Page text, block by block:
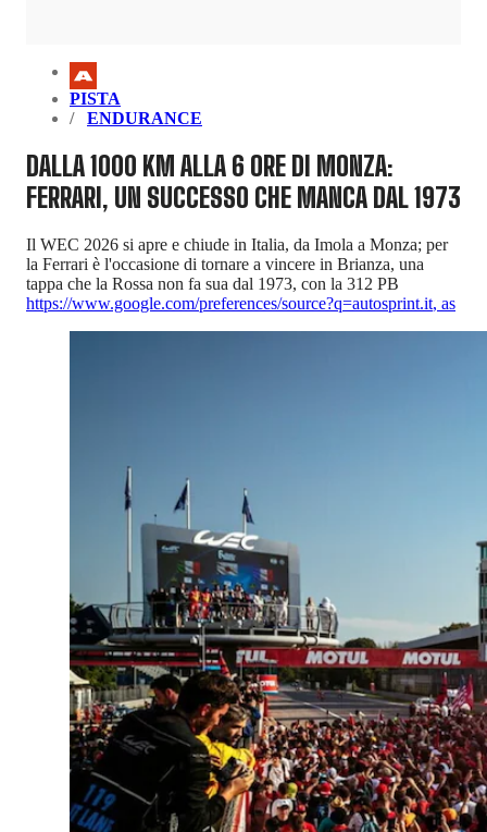
PISTA
ENDURANCE
DALLA 1000 KM ALLA 6 ORE DI MONZA:
FERRARI, UN SUCCESSO CHE MANCA DAL 1973
Il WEC 2026 si apre e chiude in Italia, da Imola a Monza; per
la Ferrari è l'occasione di tornare a vincere in Brianza, una
tappa che la Rossa non fa sua dal 1973, con la 312 PB
https://www.google.com/preferences/source?q=autosprint.it, as